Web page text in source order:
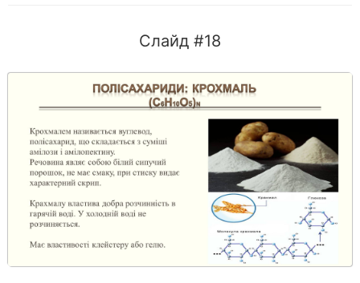
Слайд #18